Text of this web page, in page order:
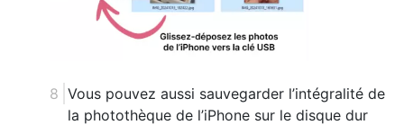
Vous pouvez aussi sauvegarder l’intégralité de
la photothèque de l’iPhone sur le disque dur